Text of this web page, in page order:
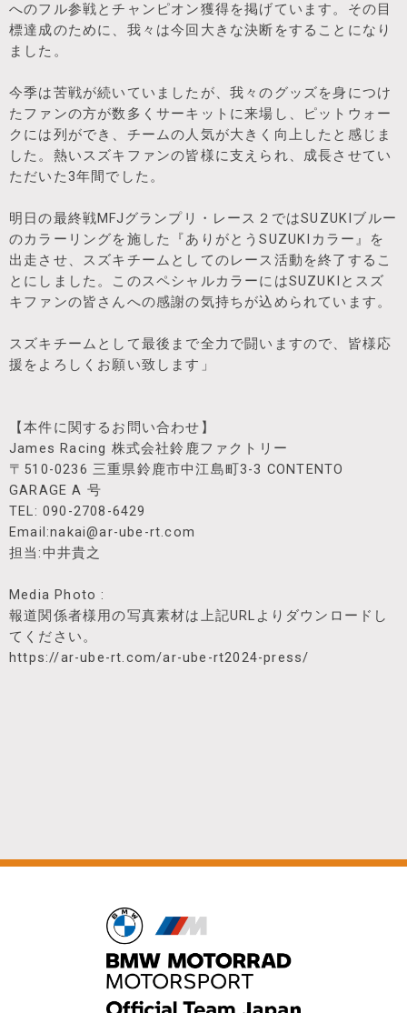
へのフル参戦とチャンピオン獲得を掲げています。その目
標達成のために、我々は今回大きな決断をすることになり
ました。
今季は苦戦が続いていましたが、我々のグッズを身につけ
たファンの方が数多くサーキットに来場し、ピットウォー
クには列ができ、チームの人気が大きく向上したと感じま
した。熱いスズキファンの皆様に支えられ、成長させてい
ただいた3年間でした。
明日の最終戦MFJグランプリ・レース２ではSUZUKIブルー
のカラーリングを施した『ありがとうSUZUKIカラー』を
出走させ、スズキチームとしてのレース活動を終了するこ
とにしました。このスペシャルカラーにはSUZUKIとスズ
キファンの皆さんへの感謝の気持ちが込められています。
スズキチームとして最後まで全力で闘いますので、皆様応
援をよろしくお願い致します」
【本件に関するお問い合わせ】
James Racing 株式会社鈴鹿ファクトリー
〒510-0236 三重県鈴鹿市中江島町3-3 CONTENTO
GARAGE A 号
TEL: 090-2708-6429
Email:nakai@ar-ube-rt.com
担当:中井貴之
Media Photo :
報道関係者様用の写真素材は上記URLよりダウンロードし
てください。
https://ar-ube-rt.com/ar-ube-rt2024-press/